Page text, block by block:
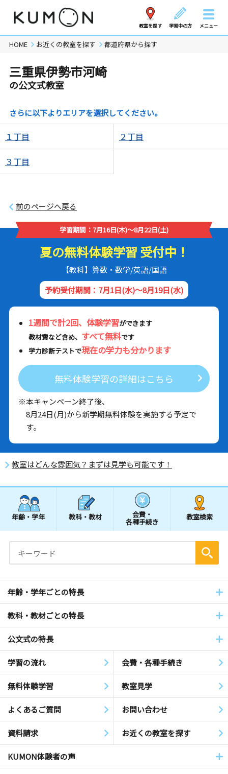
教室を探す 学習中の方 メニュー
HOME お近くの教室を探す 都道府県から探す
三重県伊勢市河崎
の公文式教室
さらに以下よりエリアを選択してください。
１丁目 ２丁目
３丁目
前のページへ戻る
学習期間：7月16日(木)～8月22日(土)
夏の無料体験学習 受付中！
【教科】算数・数学/英語/国語
予約受付期間：7月1日(水)～8月19日(水)
1週間で計2回、体験学習ができます
教材費など含め、 すべて無料です
学力診断テストで現在の学力も分かります
無料体験学習の詳細はこちら
※本キャンペーン終了後、
8月24日(月)から新学期無料体験を実施する予定で
す。
教室はどんな雰囲気？まずは見学も可能です！
年齢・学年 教科・教材 会費・
各種手続き
教室検索
年齢・学年ごとの特長
教科・教材ごとの特長
公文式の特長
学習の流れ 会費・各種手続き
無料体験学習 教室見学
よくあるご質問 お問い合わせ
資料請求 お近くの教室を探す
KUMON体験者の声